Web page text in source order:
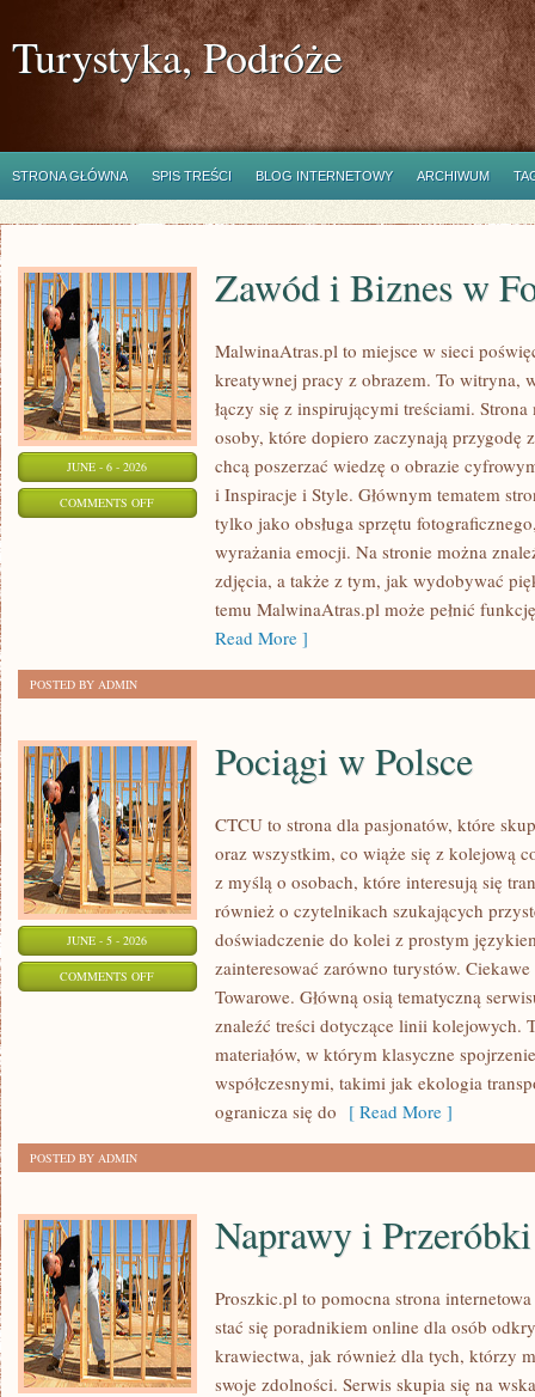
Turystyka, Podróże
STRONA GŁÓWNA SPIS TREŚCI BLOG INTERNETOWY ARCHIWUM
JUNE - 6 - 2026
COMMENTS OFFON
Zawód i Biznes w
MalwinaAtras.pl to miejsce w sieci
kreatywnej pracy z obrazem. To witryna,
łączy się z inspirującymi treściami.
osoby, które dopiero zaczynają przygodę
chcą poszerzać wiedzę o obrazie
i Inspiracje i Style. Głównym tematem
tylko jako obsługa sprzętu
wyrażania emocji. Na stronie można
zdjęcia, a także z tym, jak wydobywać
temu MalwinaAtras.pl może pełnić
Read More ]
POSTED BY ADMIN
JUNE - 5 - 2026
COMMENTS OFFON
Pociągi w Polsce
CTCU to strona dla pasjonatów, które
oraz wszystkim, co wiąże się z kolejową
z myślą o osobach, które interesują się
również o czytelnikach szukających
doświadczenie do kolei z prostym
zainteresować zarówno turystów.
Towarowe. Główną osią tematyczną
znaleźć treści dotyczące linii kolejowych.
materiałów, w którym klasyczne
współczesnymi, takimi jak ekologia
ogranicza się do [ Read More ]
POSTED BY ADMIN
Naprawy i Przeróbki
Proszkic.pl to pomocna strona
stać się poradnikiem online dla osób
krawiectwa, jak również dla tych, którzy
swoje zdolności. Serwis skupia się na